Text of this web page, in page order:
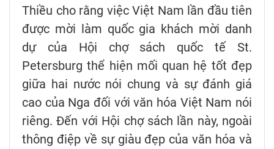
Thiều cho rằng việc Việt Nam lần đầu tiên
được mời làm quốc gia khách mời danh
dự của Hội chợ sách quốc tế St.
Petersburg thể hiện mối quan hệ tốt đẹp
giữa hai nước nói chung và sự đánh giá
cao của Nga đối với văn hóa Việt Nam nói
riêng. Đến với Hội chợ sách lần này, ngoài
thông điệp về sự giàu đẹp của văn hóa và